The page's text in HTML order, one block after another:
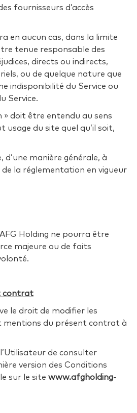
fournisseurs d’accès
en aucun cas, dans la limite
tenue responsable des
directs ou indirects,
ou de quelque nature que
indisponibilité du Service ou
Service.
» doit être entendu au sens
usage du site quel qu’il soit,
d’une manière générale, à
de la réglementation en vigueur
Holding ne pourra être
majeure ou de faits
contrat
le droit de modifier les
mentions du présent contrat à
l’Utilisateur de consulter
version des Conditions
sur le site www.afgholding-